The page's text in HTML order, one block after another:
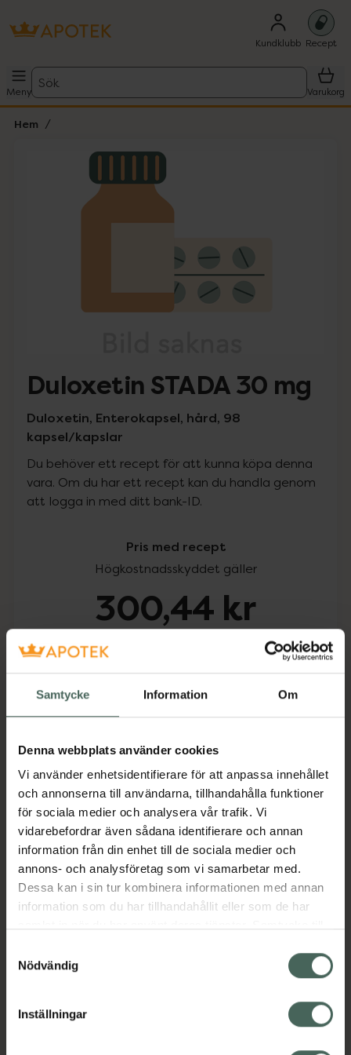
Samtycke Information Om
Denna webbplats använder cookies
Vi använder enhetsidentifierare för att anpassa innehållet
och annonserna till användarna, tillhandahålla funktioner
för sociala medier och analysera vår trafik. Vi
vidarebefordrar även sådana identifierare och annan
information från din enhet till de sociala medier och
annons- och analysföretag som vi samarbetar med.
Dessa kan i sin tur kombinera informationen med annan
information som du har tillhandahållit eller som de har
återkalla ditt samtycke via webbplatsens
cookieinställningar. Ett återkallat samtycke påverkar inte
lagligheten av behandling som skett innan återkallelsen.
Nödvändig
Inställningar
Kundklubb Recept
Meny
Sök
Varukorg
Hem
Lista: . Innehåller 1 objekt.
Duloxetin STADA 30 mg
Duloxetin, Enterokapsel, hård, 98
kapsel/kapslar
Du behöver ett recept för att kunna köpa denna
vara. Om du har ett recept kan du handla genom
att logga in med ditt bank-ID.
Pris med recept
Högkostnadsskyddet gäller
300,44 kr
Köp via ditt recept
Beskrivning Dölj
Läs alltid bipacksedeln innan
användning.
EAN:07046261895347
Visa